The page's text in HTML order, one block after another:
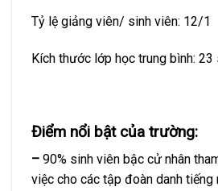
Tỷ lệ giảng viên/ sinh viên: 12/1
Kích thước lớp học trung bình: 23
Điểm nổi bật của trường:
– 90% sinh viên bậc cử nhân
việc cho các tập đoàn danh